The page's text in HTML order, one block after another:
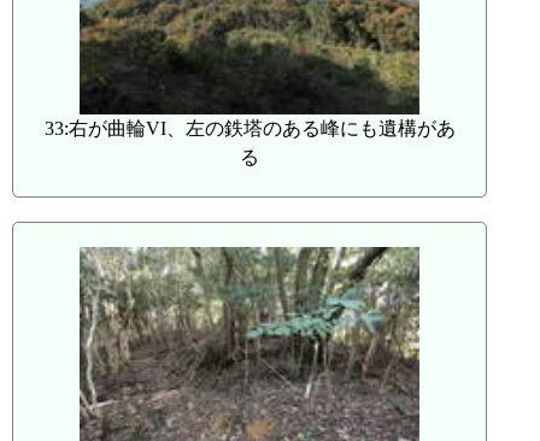
33:右が曲輪VI、左の鉄塔のある峰にも遺構があ
る